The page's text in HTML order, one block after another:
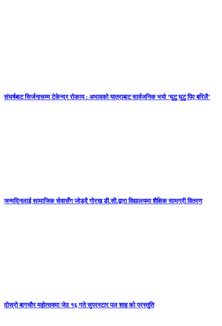
संघर्षबाट सिर्जनासम्म टेकेन्द्र रोकाय : अभावको यात्राबाट सार्वजनिक भयो ‘घुटु घुटु पिए बरिलै’
जन्मदिनलाई सामाजिक सेवासँग जोड्दै गोरख डी.सी.द्वारा विद्यालयमा शैक्षिक सामग्री वितरण
दोस्रो बागचौर महोत्सवमा जेठ १६ गते सुपरस्टार पल शाह को प्रस्तुति